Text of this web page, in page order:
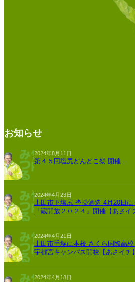
お知らせ
2024年8月11日
第４５回塩尻どんどこ祭 開催
2024年4月23日
上田市下塩尻 沓掛酒造 4月20日
「蔵開放２０２４」開催【あさイ
2024年4月21日
上田市手塚に本校 さくら国際高
宇都宮キャンパス開校【あさイチ】
2024年4月18日